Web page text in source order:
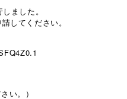
ました。
してください。
い。）